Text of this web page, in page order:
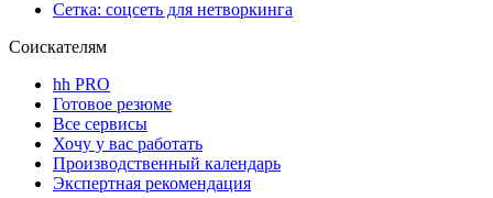
Сетка: соцсеть для нетворкинга
Соискателям
hh PRO
Готовое резюме
Все сервисы
Хочу у вас работать
Производственный календарь
Экспертная рекомендация